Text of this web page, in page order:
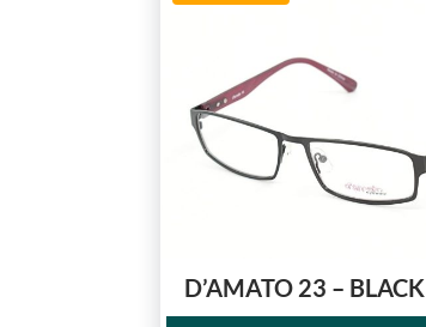
D’AMATO 23 – BLACK